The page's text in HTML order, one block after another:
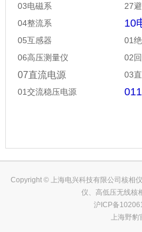
03电磁系
27
04整流系
10
05互感器
01
06高压测量仪
02
07直流电源 03
01交流稳压电源
Copyright © 上海电兴科技有限公司核相
仪、高低压无线核
沪ICP备
上海野豹